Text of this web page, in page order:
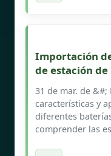
Importación
de estación
31 de mar. de
características y
diferentes
comprender las